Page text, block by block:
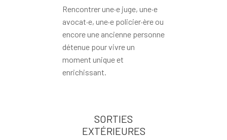
Rencontrer une·e juge, une·e
avocat·e, une·e policier·ère ou
encore une ancienne personne
détenue pour vivre un
moment unique et
enrichissant.
SORTIES
EXTÉRIEURES